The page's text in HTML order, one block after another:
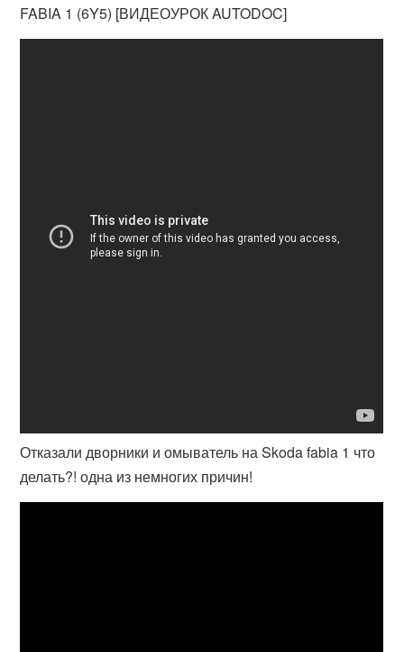
FABIA 1 (6Y5) [ВИДЕОУРОК AUTODOC]
Отказали дворники и омыватель на Skoda fabia 1 что
делать?! одна из немногих причин!